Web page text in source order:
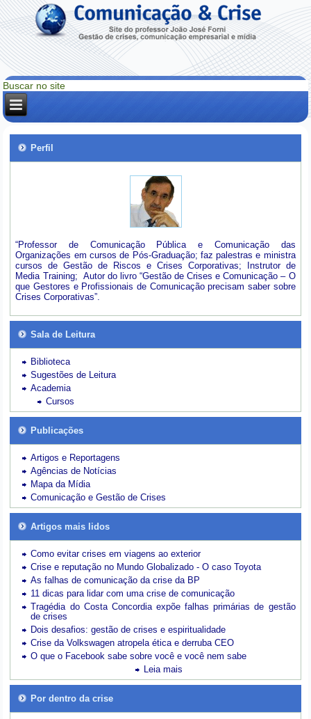
Perfil
“Professor de Comunicação Pública e Comunicação das
Organizações em cursos de Pós-Graduação; faz palestras e ministra
cursos de Gestão de Riscos e Crises Corporativas; Instrutor de
Media Training; Autor do livro “Gestão de Crises e Comunicação – O
que Gestores e Profissionais de Comunicação precisam saber sobre
Crises Corporativas”.
Sala de Leitura
Biblioteca
Sugestões de Leitura
Academia
Cursos
Publicações
Artigos e Reportagens
Agências de Notícias
Mapa da Mídia
Comunicação e Gestão de Crises
Artigos mais lidos
Como evitar crises em viagens ao exterior
Crise e reputação no Mundo Globalizado - O caso Toyota
As falhas de comunicação da crise da BP
11 dicas para lidar com uma crise de comunicação
Tragédia do Costa Concordia expõe falhas primárias de gestão
de crises
Dois desafios: gestão de crises e espiritualidade
Crise da Volkswagen atropela ética e derruba CEO
O que o Facebook sabe sobre você e você nem sabe
Leia mais
Por dentro da crise